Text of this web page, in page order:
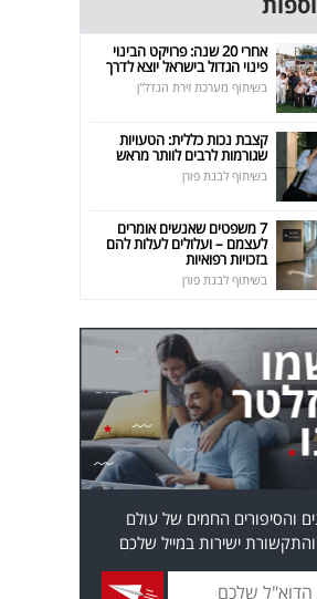
אחרי 20 שנה: פרויקט הבינוי
פינוי הגדול בישראל יוצא לדרך
בשיתוף מערכת זירת הנדל"ן
קצבת נכות כללית: הטעויות
שגורמות לרבים לוותר מראש
בשיתוף לבנת פורן
7 משפטים שאנשים אומרים
לעצמם – ועלולים לעלות להם
בזכויות רפואיות
בשיתוף לבנת פורן
והסיפורים החמים של עולם
ישירות במייל שלכם